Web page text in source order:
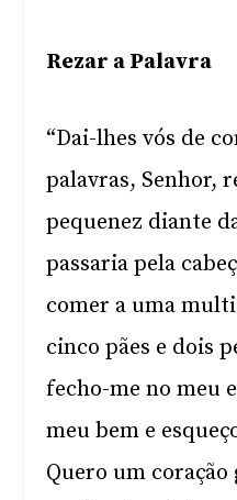
Rezar a Palavra
“Dai-lhes vós de
palavras, Senhor,
pequenez diante
passaria pela
comer a uma
cinco pães e dois
fecho-me no meu
meu bem e
Quero um coração